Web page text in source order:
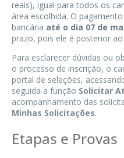
reais), igual para todos os
área escolhida. O
bancária até o dia 07 de
prazo, pois ele é posterior
Para esclarecer dúvidas ou
o processo de inscrição, o
portal de seleções,
seguida a função Solicitar
acompanhamento das
Minhas Solicitações.
Etapas e Provas